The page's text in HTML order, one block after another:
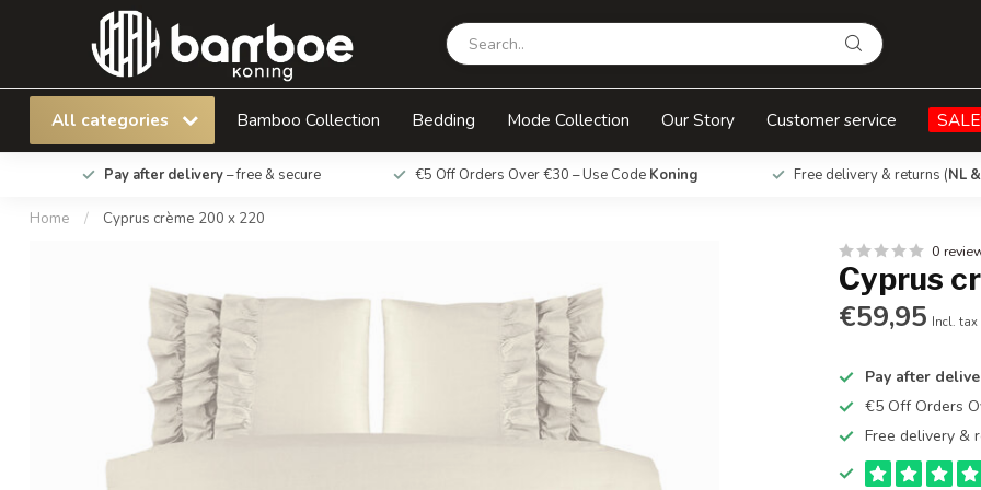
All categories Bamboo Collection Bedding Mode Collection Our Story Customer service
Pay after delivery– free & secure €5 Off Orders Over €30 – Use Code Koning Free delivery & returns (NL
Home / Cyprus crème 200 x 220
Cyprus crème 200 x 220
0
Cyprus
€59,95 Incl. tax
Pay after
€5 Off Orders
Free delivery &